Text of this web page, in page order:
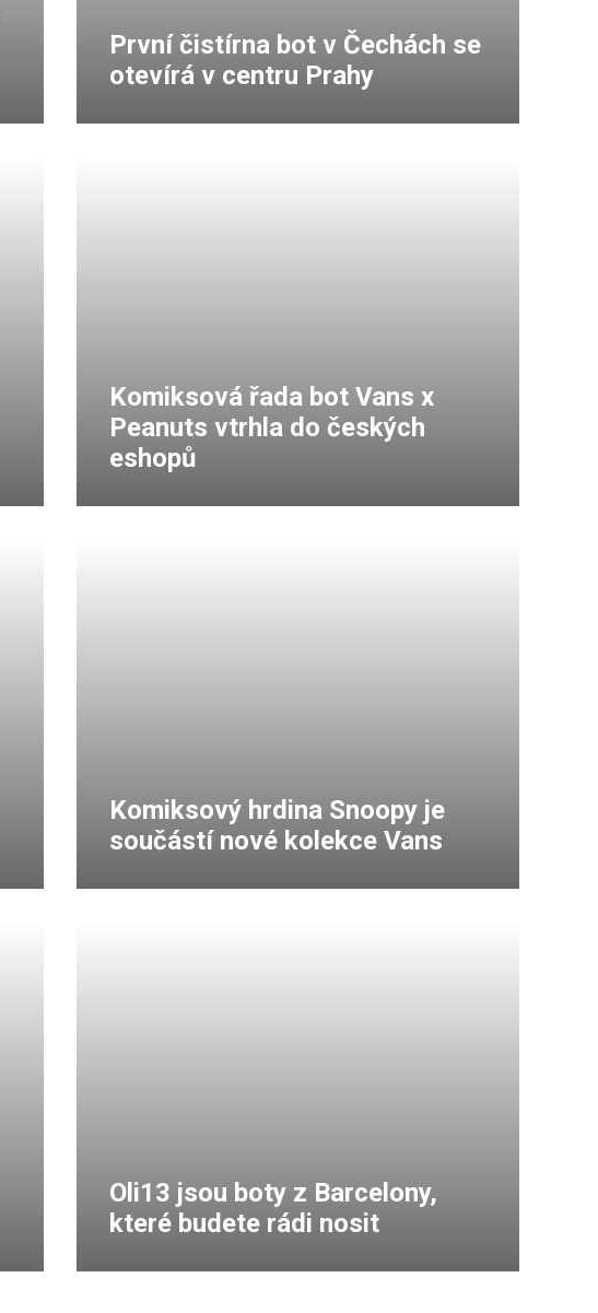
První čistírna bot v Čechách se
otevírá v centru Prahy
Komiksová řada bot Vans x
Peanuts vtrhla do českých
eshopů
Komiksový hrdina Snoopy je
součástí nové kolekce Vans
Oli13 jsou boty z Barcelony,
které budete rádi nosit